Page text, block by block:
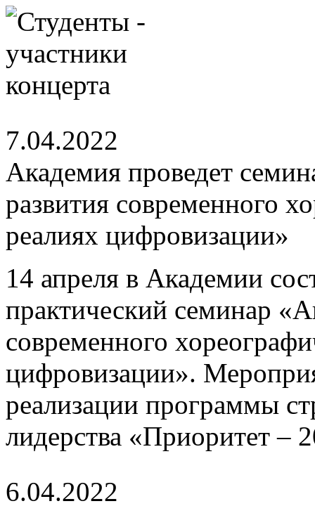
7.04.2022
Академия проведет
развития современного
реалиях цифровизации»
14 апреля в Академии
практический семинар
современного
цифровизации».
реализации программы
лидерства «Приоритет –
6.04.2022